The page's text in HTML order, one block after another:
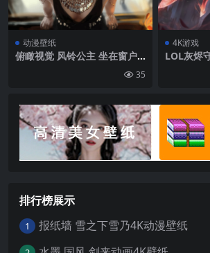
动漫壁纸
俯瞰视觉 风铃公主 坐在窗户
35
4K游戏
LOL灰烬
排行榜展示
1 报纸墙 雪之下雪乃4K动漫壁纸